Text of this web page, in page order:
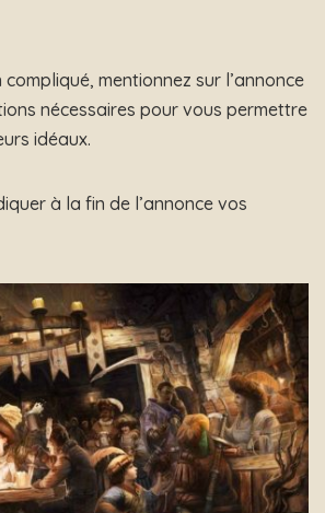
compliqué, mentionnez sur l’annonce
nécessaires pour vous permettre
idéaux.
à la fin de l’annonce vos